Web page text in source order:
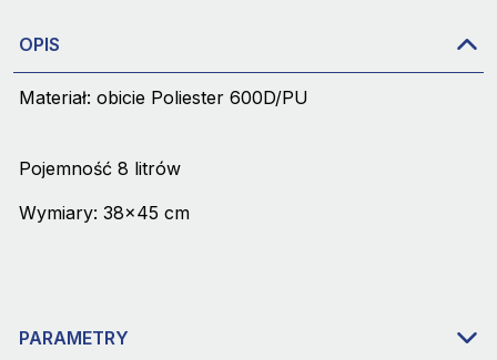
OPIS
Materiał: obicie Poliester 600D/PU
Pojemność 8 litrów
Wymiary: 38x45 cm
PARAMETRY